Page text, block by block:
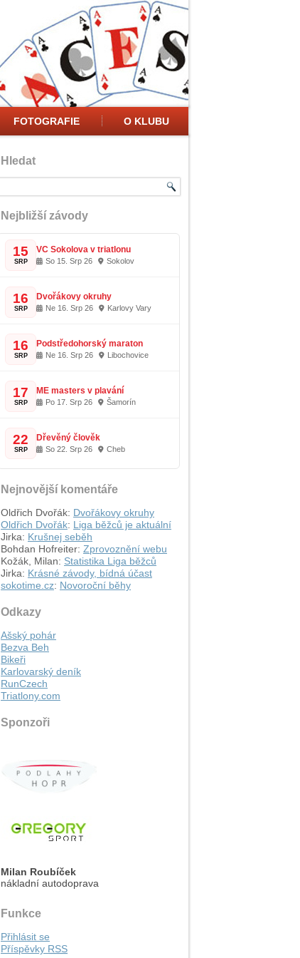
FOTOGRAFIE O KLUBU
Hledat
Nejbližší závody
15
SRP
VC Sokolova v triatlonu
So 15. Srp 26 Sokolov
16
SRP
Dvořákovy okruhy
Ne 16. Srp 26 Karlovy Vary
16
SRP
Podstředohorský maraton
Ne 16. Srp 26 Libochovice
17
SRP
ME masters v plavání
Po 17. Srp 26 Šamorín
22
SRP
Dřevěný člověk
So 22. Srp 26 Cheb
Nejnovější komentáře
Oldřich Dvořák: Dvořákovy okruhy
Oldřich Dvořák: Liga běžců je aktuální
Jirka: Krušnej seběh
Bohdan Hofreiter: Zprovoznění webu
Kožák, Milan: Statistika Liga běžců
Jirka: Krásné závody, bídná účast
sokotime.cz: Novoroční běhy
Odkazy
Ašský pohár
Bezva Beh
Bikeři
Karlovarský deník
RunCzech
Triatlony.com
Sponzoři
Milan Roubíček
nákladní autodoprava
Funkce
Přihlásit se
Příspěvky RSS